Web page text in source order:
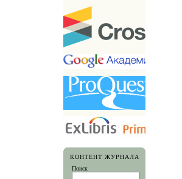
КОНТЕНТ ЖУРНАЛА
Поиск